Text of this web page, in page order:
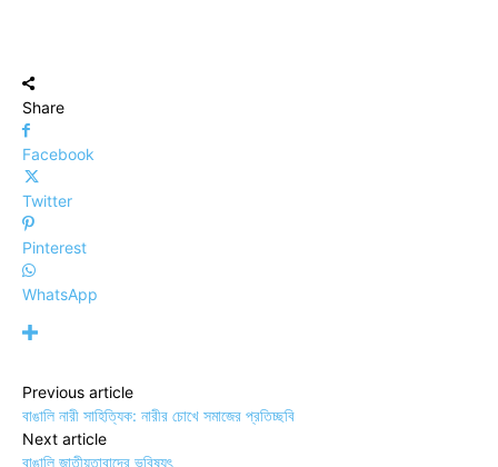
Share
Facebook
Twitter
Pinterest
WhatsApp
Previous article
বাঙালি নারী সাহিত্যিক: নারীর চোখে সমাজের প্রতিচ্ছবি
Next article
বাঙালি জাতীয়তাবাদের ভবিষ্যৎ